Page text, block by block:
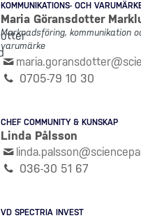
KOMMUNIKATIONS- OCH
Maria Göransdotter
Marknadsföring, kommunikation
varumärke
0705-79 10 30
CHEF COMMUNITY & KUNSKAP
Linda Pålsson
036-30 51 67
VD SPECTRIA INVEST